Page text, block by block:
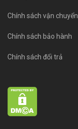
Chính sách vận chuyển
Chính sách bảo hành
Chính sách đổi trả